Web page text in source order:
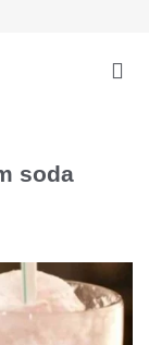
soda